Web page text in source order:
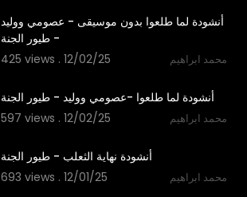
أنشودة لما طلعوا بدون موسيقى - عصومي ووليد
- طيور الجنة
425 views . 12/02/25
محمد ابراهيم
أنشودة لما طلعوا -عصومي ووليد - طيور الجنة
597 views . 12/02/25
محمد ابراهيم
أنشودة نهاية الثعلب - طيور الجنة
693 views . 12/01/25
محمد ابراهيم